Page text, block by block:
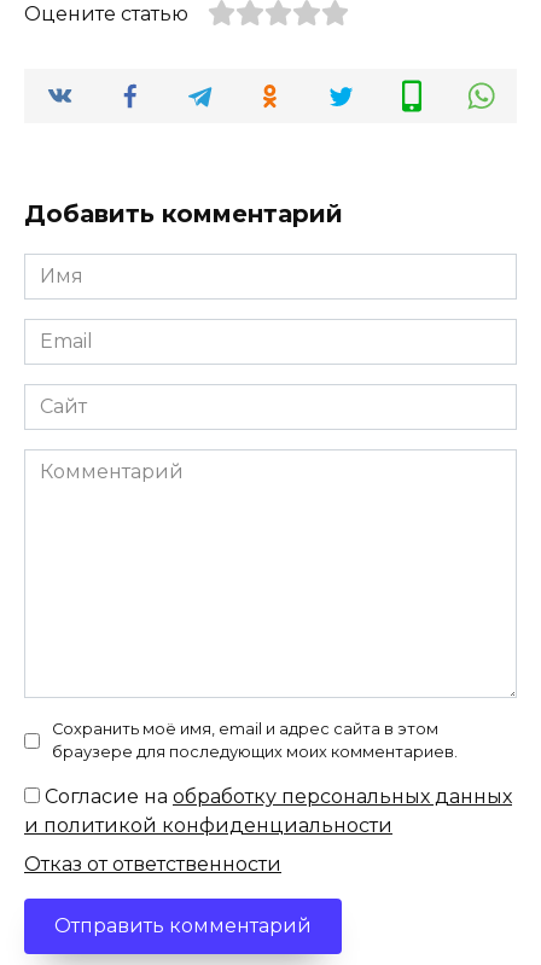
Оцените статью
Добавить комментарий
Имя
*
Email
*
Сайт
Комментарий
Сохранить моё имя, email и адрес сайта в этом
браузере для последующих моих комментариев.
Согласие на обработку персональных данных
и политикой конфиденциальности
Отказ от ответственности